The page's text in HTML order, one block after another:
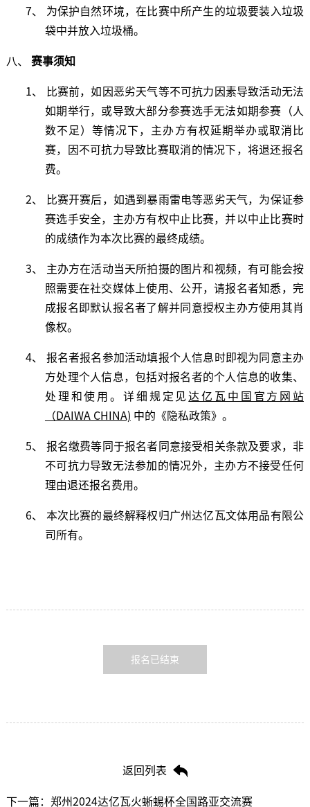
7、 为保护自然环境，在比赛中所产生的垃圾要装入垃圾
袋中并放入垃圾桶。
八、 赛事须知
1、 比赛前，如因恶劣天气等不可抗力因素导致活动无法
如期举行，或导致大部分参赛选手无法如期参赛（人
数不足）等情况下，主办方有权延期举办或取消比
赛，因不可抗力导致比赛取消的情况下，将退还报名
费。
2、 比赛开赛后，如遇到暴雨雷电等恶劣天气，为保证参
赛选手安全，主办方有权中止比赛，并以中止比赛时
的成绩作为本次比赛的最终成绩。
3、 主办方在活动当天所拍摄的图片和视频，有可能会按
照需要在社交媒体上使用、公开，请报名者知悉，完
成报名即默认报名者了解并同意授权主办方使用其肖
像权。
4、 报名者报名参加活动填报个人信息时即视为同意主办
方处理个人信息，包括对报名者的个人信息的收集、
处理和使用。详细规定见达亿瓦中国官方网站
（ DAIWA CHINA) 中的《隐私政策》。
5、 报名缴费等同于报名者同意接受相关条款及要求，非
不可抗力导致无法参加的情况外，主办方不接受任何
理由退还报名费用。
6、 本次比赛的最终解释权归广州达亿瓦文体用品有限公
司所有。
报名已结束
返回列表
下一篇：郑州2024达亿瓦火蜥蜴杯全国路亚交流赛